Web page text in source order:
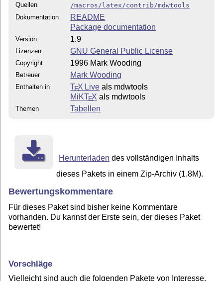
Quellen
/macros/latex/contrib/mdwtools
Dokumentation
README
Package documentation
Version 1.9
Lizenzen GNU General Public License
Copyright 1996 Mark Wooding
Betreuer Mark Wooding
Enthalten in TEX Live als mdwtools
MiKTEX als mdwtools
Themen Tabellen
Herunterladen des vollständigen Inhalts
dieses Pakets in einem Zip-Archiv (1.8M).
Bewertungskommentare
Für dieses Paket sind bisher keine Kommentare
vorhanden. Du kannst der Erste sein, der dieses Paket
bewertet!
Vorschläge
Vielleicht sind auch die folgenden Pakete von Interesse.